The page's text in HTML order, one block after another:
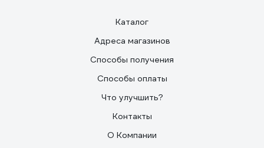
Каталог
Адреса магазинов
Способы получения
Способы оплаты
Что улучшить?
Контакты
О Компании